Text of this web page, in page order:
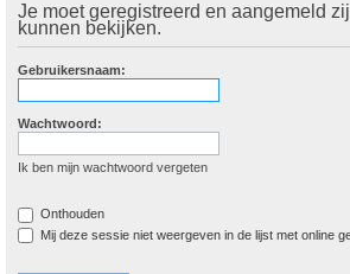
Je moet geregistreerd en aangemeld
kunnen bekijken.
Gebruikersnaam:
Wachtwoord:
Ik ben mijn wachtwoord vergeten
Onthouden
Mij deze sessie niet weergeven in de lijst met online